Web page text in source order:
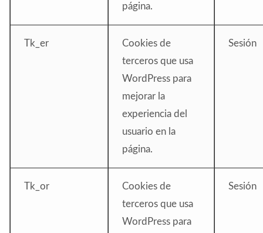
página.
Tk_er
Cookies de
terceros que usa
WordPress para
mejorar la
experiencia del
usuario en la
página.
Sesión
Tk_or
Cookies de
terceros que usa
WordPress para
Sesión